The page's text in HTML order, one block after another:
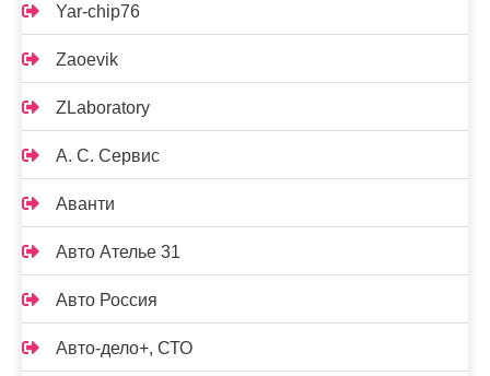
Yar-chip76
Zaoevik
ZLaboratory
А. С. Сервис
Аванти
Авто Ателье 31
Авто Россия
Авто-дело+, СТО